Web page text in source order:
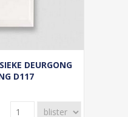
DEURGONG
D117